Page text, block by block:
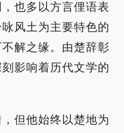
也多以方言俚语表
风土为主要特色的
解之缘。由楚辞彰
影响着历代文学的
但他始终以楚地为